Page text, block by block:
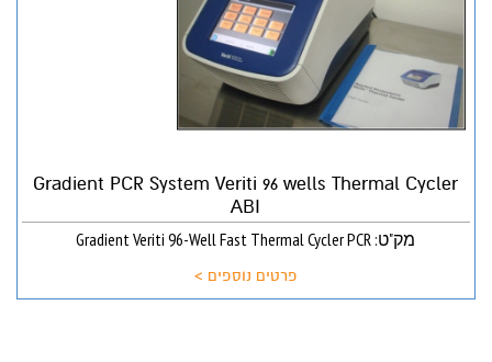
Gradient PCR System Veriti 96 wells Thermal Cycler
ABI
מק"ט: Gradient Veriti 96-Well Fast Thermal Cycler PCR
פרטים נוספים >